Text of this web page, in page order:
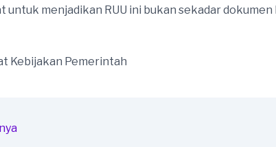
untuk menjadikan RUU ini bukan sekadar
Kebijakan Pemerintah